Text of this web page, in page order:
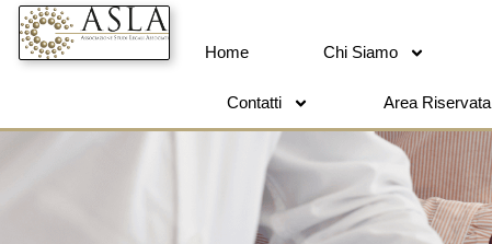
Home Chi Siamo
Contatti Area Riservata